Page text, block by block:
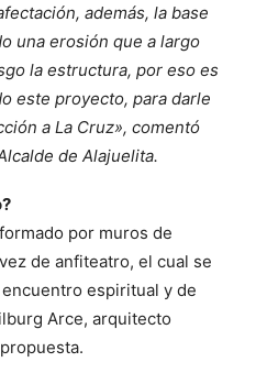
además, la base
una erosión que a largo
la estructura, por eso es
este proyecto, para darle
a La Cruz», comentó
de Alajuelita.
por muros de
de anfiteatro, el cual se
espiritual y de
Arce, arquitecto